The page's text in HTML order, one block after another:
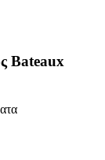
Bateaux